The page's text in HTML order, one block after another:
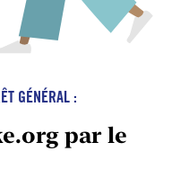
GÉNÉRAL :
par le